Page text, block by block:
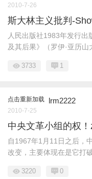
2010-7-26
斯大林主义批判-
人民出版社1983年发行
及其后果》（罗伊·亚历山
3733 1
点击重新加载 lrm2222
2010-7-25
中央文革小组的权
自1967年1月11日之后，
改变，主要体现在是它打破
3220 0